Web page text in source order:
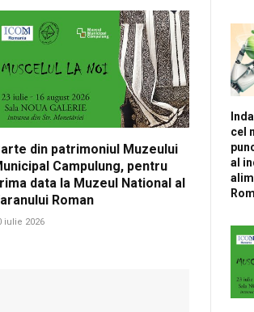
din patrimoniul Muzeului
Campulung, pentru
data la Muzeul National al
Roman
iulie 2026
cel
al